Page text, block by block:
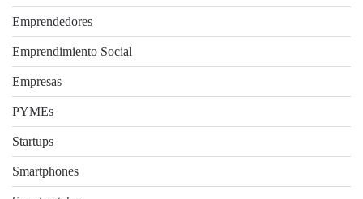
Emprendedores
Emprendimiento Social
Empresas
PYMEs
Startups
Smartphones